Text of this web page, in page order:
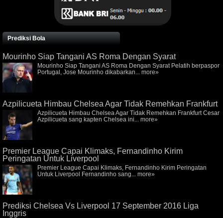
Prediksi Bola
Mourinho Siap Tangani AS Roma Dengan Syarat
Mourinho Siap Tangani AS Roma Dengan Syarat Pelatih berpaspor
Portugal, Jose Mourinho dikabarkan... more»
Azpilicueta Himbau Chelsea Agar Tidak Remehkan Frankfurt
Azpilicueta Himbau Chelsea Agar Tidak Remehkan Frankfurt Cesar
Azpilicueta sang kapten Chelsea ini... more»
Premier League Capai Klimaks, Fernandinho Kirim
Peringatan Untuk Liverpool
Premier League Capai Klimaks, Fernandinho Kirim Peringatan
Untuk Liverpool Fernandinho sang... more»
Prediksi Chelsea Vs Liverpool 17 September 2016 Liga
Inggris